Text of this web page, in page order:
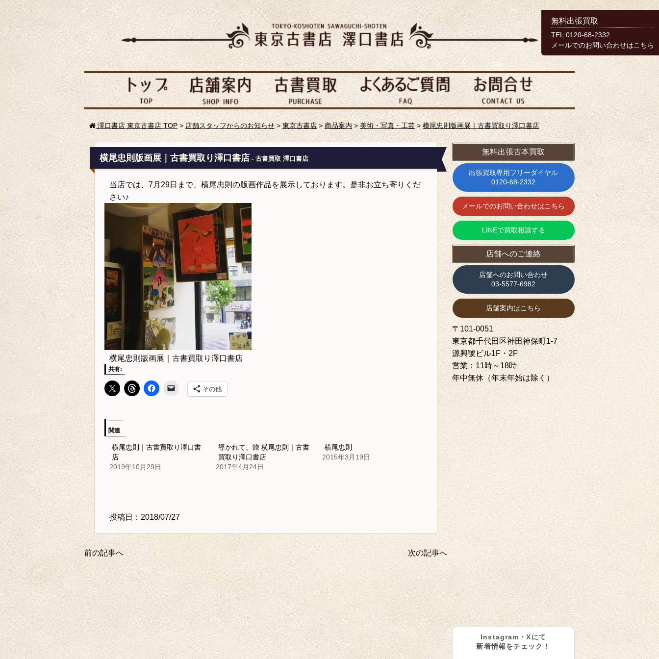
澤口書店 東京古書店 TOP > 店舗スタッフからのお知らせ >東京古書店> 商品案内>美術・写真・工芸> 横尾忠則版画展｜古書買取り澤口書店
横尾忠則版画展｜古書買取り澤口書店 - 古書買取 澤口書店
当店では、7月29日まで、横尾忠則の版画作品を展示しております。是非お立ち寄りくだ
さい♪
横尾忠則版画展｜古書買取り澤口書店
共有:
その他
関連
横尾忠則｜古書買取り澤口書
店
2019年10月29日
導かれて、旅 横尾忠則｜古書
買取り澤口書店
2017年4月24日
横尾忠則
2015年3月19日
投稿日：2018/07/27
次の記事へ
前の記事へ
無料出張古本買取
出張買取専用フリーダイヤル
0120-68-2332
メールでのお問い合わせはこちら
LINEで買取相談する
店舗へのご連絡
店舗へのお問い合わせ
03-5577-6982
店舗案内はこちら
〒101-0051
東京都千代田区神田神保町1‐7
源興號ビル1F・2F
営業：11時～18時
年中無休（年末年始は除く）
Instagram・Xにて
新着情報をチェック！
無料出張買取
TEL:0120-68-2332
メールでのお問い合わせはこちら